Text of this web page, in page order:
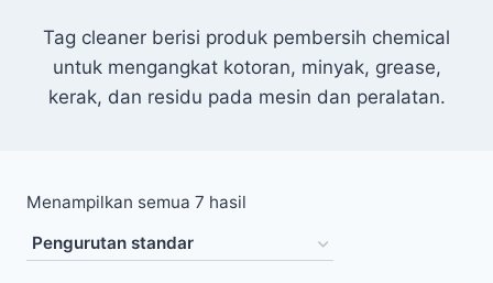
Tag cleaner berisi produk pembersih chemical
untuk mengangkat kotoran, minyak, grease,
kerak, dan residu pada mesin dan peralatan.
Menampilkan semua 7 hasil